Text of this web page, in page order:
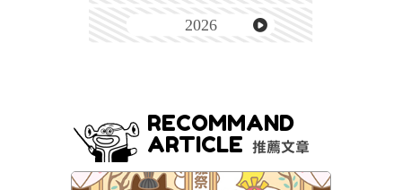
2026
RECOMMAND
ARTICLE 推薦文章